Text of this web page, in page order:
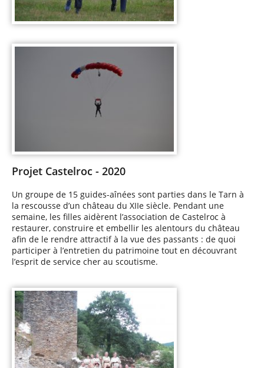
Projet Castelroc - 2020
Un groupe de 15 guides-aînées sont parties dans le Tarn à
la rescousse d’un château du XIIe siècle. Pendant une
semaine, les filles aidèrent l’association de Castelroc à
restaurer, construire et embellir les alentours du château
afin de le rendre attractif à la vue des passants : de quoi
participer à l’entretien du patrimoine tout en découvrant
l’esprit de service cher au scoutisme.